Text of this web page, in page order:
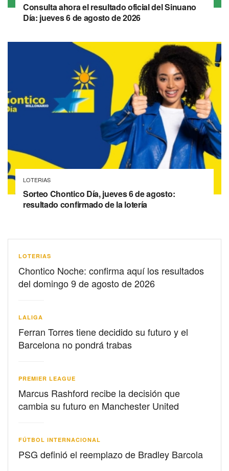
Consulta ahora el resultado oficial del Sinuano
Día: jueves 6 de agosto de 2026
LOTERIAS
Sorteo Chontico Día, jueves 6 de agosto:
resultado confirmado de la lotería
LOTERIAS
Chontico Noche: confirma aquí los resultados
del domingo 9 de agosto de 2026
LALIGA
Ferran Torres tiene decidido su futuro y el
Barcelona no pondrá trabas
PREMIER LEAGUE
Marcus Rashford recibe la decisión que
cambia su futuro en Manchester United
FÚTBOL INTERNACIONAL
PSG definió el reemplazo de Bradley Barcola